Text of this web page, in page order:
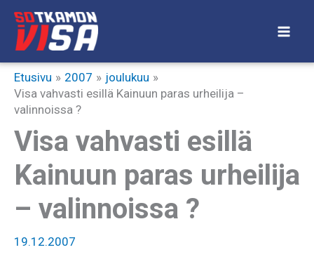
Siirry
sisältöön
Etusivu 2007
joulukuu
Visa vahvasti esillä Kainuun paras urheilija –
valinnoissa ?
Visa vahvasti esillä
Kainuun paras urheilija
– valinnoissa ?
19.12.2007